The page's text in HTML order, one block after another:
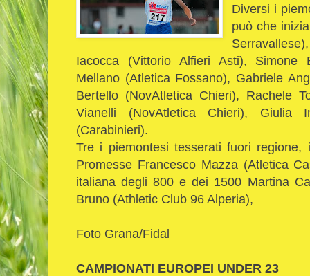
Diversi i
può che
Iacocca (Vittorio Alfieri Asti), Simone
Mellano (Atletica Fossano), Gabriele
Bertello (NovAtletica Chieri), Rachele
Vianelli (NovAtletica Chieri), Giulia
(Carabinieri).
Tre i piemontesi tesserati fuori
Promesse Francesco Mazza (Atletica
italiana degli 800 e dei 1500 Martina
Bruno (Athletic Club 96 Alperia),
Foto Grana/Fidal
CAMPIONATI EUROPEI UNDER 23